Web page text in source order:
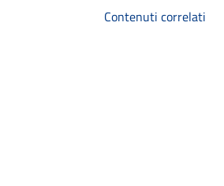
Contenuti correlati